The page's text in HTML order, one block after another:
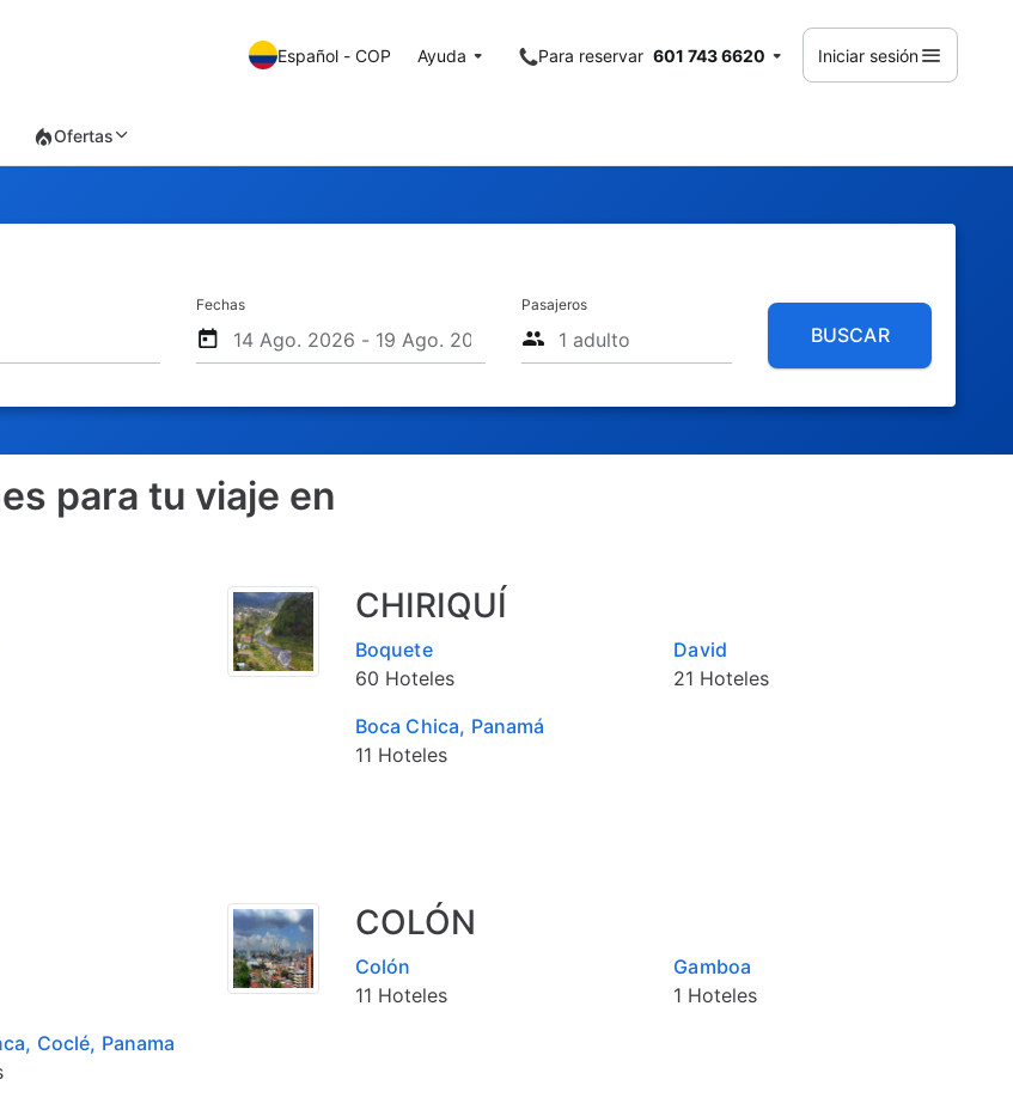
Español - COP Ayuda Para reservar 601 743 6620 Iniciar sesión
Ofertas
Fechas Pasajeros
BUSCAR
para tu viaje en
CHIRIQUÍ
Boquete
60 Hoteles
David
21 Hoteles
Boca Chica, Panamá
11 Hoteles
Coclé, Panama
COLÓN
Colón
11 Hoteles
Gamboa
1 Hoteles